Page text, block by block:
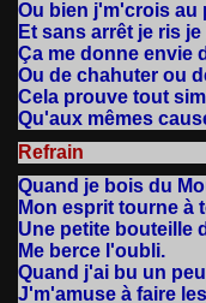
Ou bien j'm'crois au
Et sans arrêt je ris je
Ça me donne envie
Ou de chahuter ou
Cela prouve tout
Qu'aux mêmes
Refrain
Quand je bois du
Mon esprit tourne à
Une petite bouteille
Me berce l'oubli.
Quand j'ai bu un
J'm'amuse à faire